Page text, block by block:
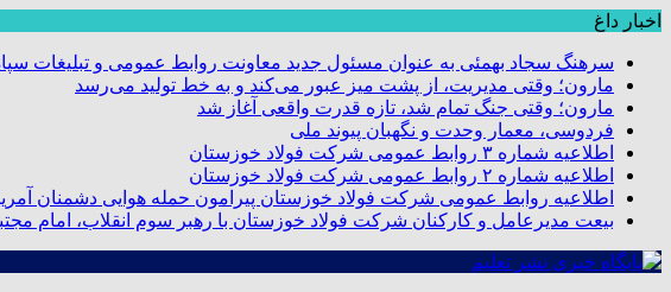
اخبار داغ
سرهنگ سجاد بهمئی به عنوان مسئول جدید معاونت روابط عمومی و تبلیغات
مارون؛ وقتی مدیریت، از پشت میز عبور می‌کند و به خط تولید می‌رسد
مارون؛ وقتی جنگ تمام شد، تازه قدرت واقعی آغاز شد
فردوسی، معمار وحدت و نگهبان پیوند ملی
اطلاعیه شماره ۳ روابط عمومی شرکت فولاد خوزستان
اطلاعیه شماره ۲ روابط عمومی شرکت فولاد خوزستان
اطلاعیه روابط عمومی شرکت فولاد خوزستان پیرامون حمله هوایی دشمنان
بیعت مدیرعامل و کارکنان شرکت فولاد خوزستان با رهبر سوم انقلاب، امام